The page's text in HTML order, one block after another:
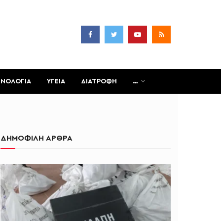
ΥΓΕΙΑ ΔΙΑΤΡΟΦΗ …
ΔΗΜΟΦΙΛΗ ΑΡΘΡΑ